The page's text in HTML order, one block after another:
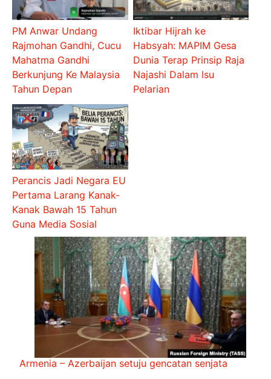
PM Anwar Undang
Rajmohan Gandhi, Cucu
Mahatma Gandhi
Berkunjung Ke Malaysia
Tahun Depan
Iktibar Hijrah ke
Habsyah: MAPIM Gesa
Dunia Terap Prinsip Raja
Najashi Dalam Isu
Pelarian
Perancis Jadi Negara EU
Pertama Larang Kanak-
Kanak Bawah 15 Tahun
Guna Media Sosial
Armenia – Azerbaijan setuju gencatan senjata